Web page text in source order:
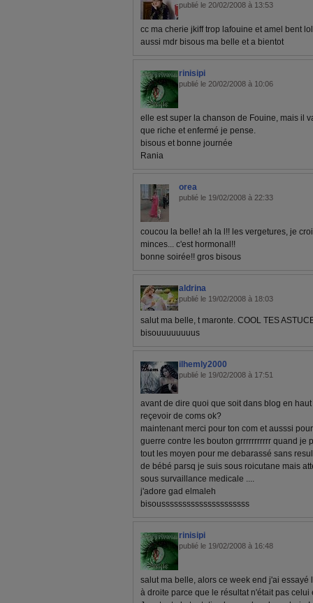
publié le 20/02/2008 à 13:53
cc ma cherie jkiff trop lafouine et amel bent
aussi mdr bisous ma belle et a bientot
rinisipi
publié le 20/02/2008 à 10:06
elle est super la chanson de Fouine, mais il
que riche et enfermé je pense.
bisous et bonne journée
Rania
orea
publié le 19/02/2008 à 22:33
coucou la belle! ah la l!! les vergetures, je
minces... c'est hormonal!!
bonne soirée!! gros bisous
aldrina
publié le 19/02/2008 à 18:03
salut ma belle, t maronte. COOL TES
bisouuuuuuuus
ilhemly2000
publié le 19/02/2008 à 17:51
avant de dire quoi que soit dans blog en
reçevoir de coms ok?
maintenant merci pour ton com et ausssi
guerre contre les bouton grrrrrrrrrrr quand je
tout les moyen pour me debarassé sans
de bébé parsq je suis sous roicutane mais
sous survaillance medicale ....
j'adore gad elmaleh
bisousssssssssssssssssssss
rinisipi
publié le 19/02/2008 à 16:48
salut ma belle, alors ce week end j'ai
à droite parce que le résultat n'était pas celui